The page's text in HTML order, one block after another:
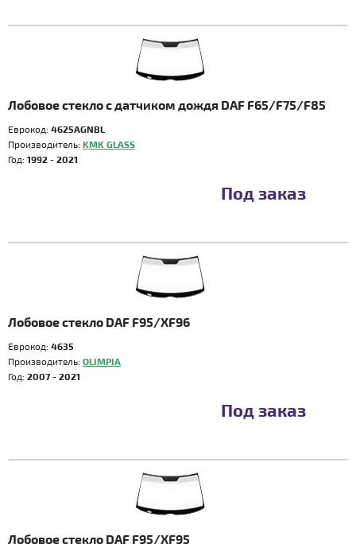
Лобовое стекло с датчиком дождя DAF F65/F75/F85
Еврокод: 4625AGNBL
Производитель: KMK GLASS
Год: 1992 - 2021
Под заказ
Лобовое стекло DAF F95/XF96
Еврокод: 4635
Производитель: OLIMPIA
Год: 2007 - 2021
Под заказ
Лобовое стекло DAF F95/XF95